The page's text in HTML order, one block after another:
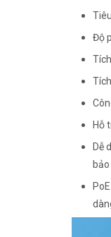
Độ
Hỗ
Dễ
bảo